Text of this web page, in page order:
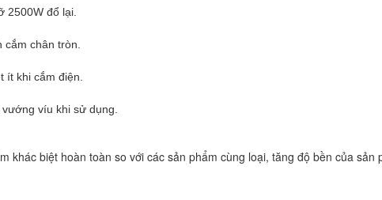
2500W đổ lại.
chân tròn.
ít khi cắm điện.
víu khi sử dụng.
khác biệt hoàn toàn so với các sản phẩm cùng loại, tăng độ bền của sản